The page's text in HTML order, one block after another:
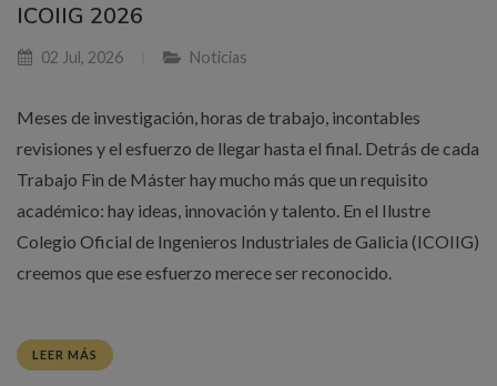
ICOIIG 2026
02 Jul, 2026 Noticias
Meses de investigación, horas de trabajo, incontables
revisiones y el esfuerzo de llegar hasta el final. Detrás de cada
Trabajo Fin de Máster hay mucho más que un requisito
académico: hay ideas, innovación y talento. En el Ilustre
Colegio Oficial de Ingenieros Industriales de Galicia (ICOIIG)
creemos que ese esfuerzo merece ser reconocido.
LEER MÁS